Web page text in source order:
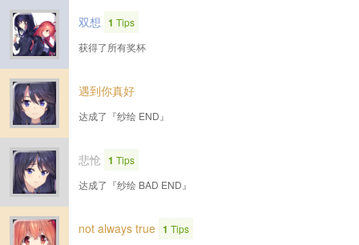
双想 1 Tips
获得了所有奖杯
遇到你真好
达成了『纱绘 END』
悲怆 1 Tips
达成了『纱绘 BAD END』
not always true 1 Tips